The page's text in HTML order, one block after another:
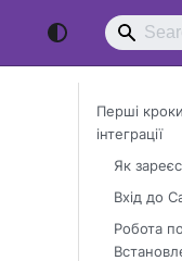
Перші
інтеграції
Як
Вхід до
Робота